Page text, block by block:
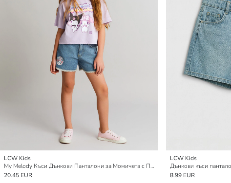
LCW Kids
My Melody Къси Дънкови Панталони за Момичета с Принт
20.45 EUR
LCW Kids
Дънкови къси
8.99 EUR